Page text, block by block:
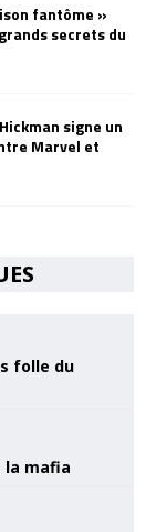
fantôme »
secrets du
signe un
Marvel et
folle du
la mafia